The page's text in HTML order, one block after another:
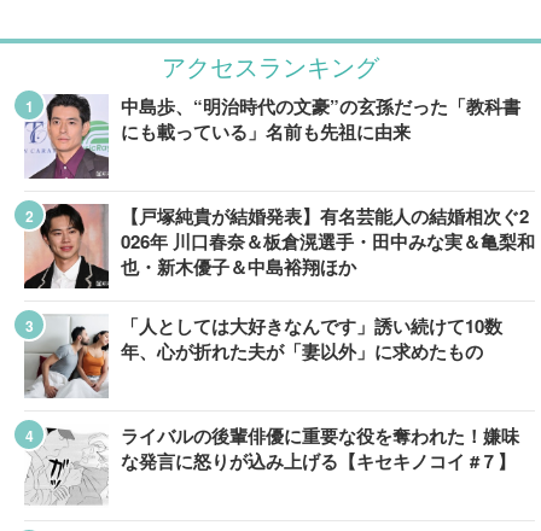
アクセスランキング
中島歩、“明治時代の文豪”の玄孫だった「教科書
にも載っている」名前も先祖に由来
【戸塚純貴が結婚発表】有名芸能人の結婚相次ぐ2
026年 川口春奈＆板倉滉選手・田中みな実＆亀梨和
也・新木優子＆中島裕翔ほか
「人としては大好きなんです」誘い続けて10数
年、心が折れた夫が「妻以外」に求めたもの
ライバルの後輩俳優に重要な役を奪われた！嫌味
な発言に怒りが込み上げる【キセキノコイ #７】